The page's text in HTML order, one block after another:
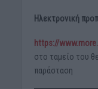
Ηλεκτρονική
https://
στο ταμείο του
παράσταση